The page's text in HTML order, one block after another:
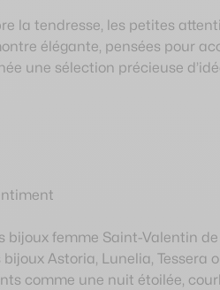
la tendresse, les petites
élégante, pensées pour
une sélection précieuse
bijoux femme Saint-Valentin
Astoria, Lunelia, Tessera ou
comme une nuit étoilée,